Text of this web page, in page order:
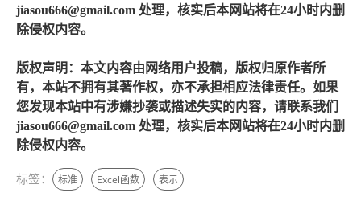
jiasou666@gmail.com 处理，核实后本网站将在24小时内删
除侵权内容。
版权声明：本文内容由网络用户投稿，版权归原作者所
有，本站不拥有其著作权，亦不承担相应法律责任。如果
您发现本站中有涉嫌抄袭或描述失实的内容，请联系我们
jiasou666@gmail.com 处理，核实后本网站将在24小时内删
除侵权内容。
标签： 标准 Excel函数 表示